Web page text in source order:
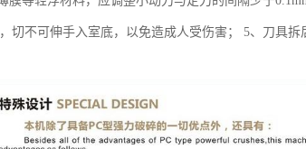
切不可伸手入室底，以免造成人受伤害； 5、刀具拆